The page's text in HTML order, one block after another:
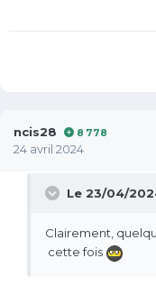
ncis28 8 778
24 avril 2024
Le 23/04/
Clairement,
cette fois